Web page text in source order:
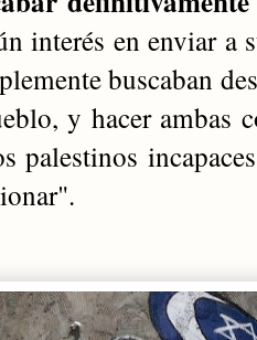
interés en enviar a
buscaban
y hacer ambas
palestinos